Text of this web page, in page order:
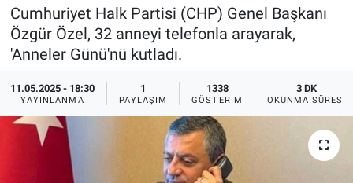
Cumhuriyet Halk Partisi (CHP) Genel Başkanı
Özgür Özel, 32 anneyi telefonla arayarak,
'Anneler Günü'nü kutladı.
11.05.2025 - 18:30
YAYINLANMA
1
PAYLAŞIM
1338
GÖSTERIM
3 DK
OKUNMA SÜRESI
Dünya
Ege Saati
Ege'den Esintiler
Eğitim
Spor
Yayın Akışı
İletişim
Son Dakika Haberleri
Haber Arşivi